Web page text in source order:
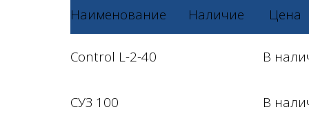
Наименование Наличие Цена
Control L-2-40 В
СУЗ 100
В